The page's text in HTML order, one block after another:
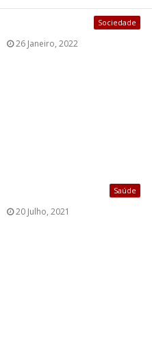
Sociedade
26 Janeiro, 2022
Saúde
20 Julho, 2021